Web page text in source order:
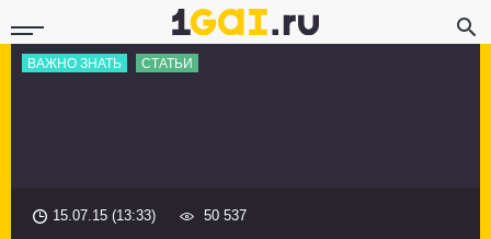
ВАЖНО ЗНАТЬ СТАТЬИ
15.07.15 (13:33) 50 537